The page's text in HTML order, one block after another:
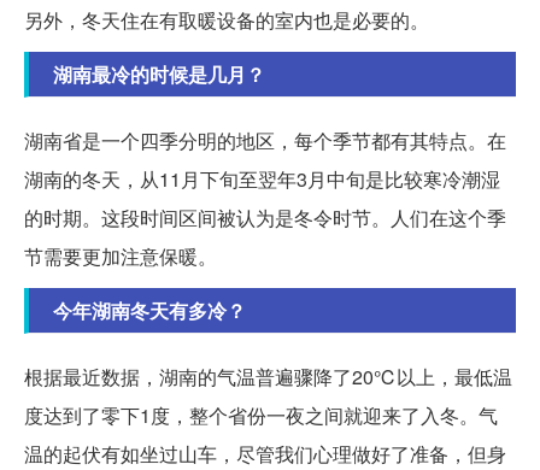
另外，冬天住在有取暖设备的室内也是必要的。
湖南最冷的时候是几月？
湖南省是一个四季分明的地区，每个季节都有其特点。在
湖南的冬天，从11月下旬至翌年3月中旬是比较寒冷潮湿
的时期。这段时间区间被认为是冬令时节。人们在这个季
节需要更加注意保暖。
今年湖南冬天有多冷？
根据最近数据，湖南的气温普遍骤降了20℃以上，最低温
度达到了零下1度，整个省份一夜之间就迎来了入冬。气
温的起伏有如坐过山车，尽管我们心理做好了准备，但身